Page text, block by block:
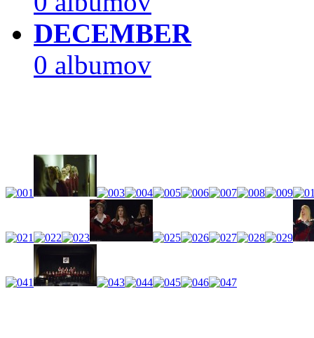
DECEMBER
0 albumov